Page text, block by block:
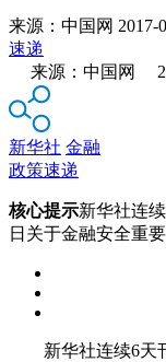
来源： 中国网 2017-
速递
来源：中国网
新华社 金融
政策速递
核心提示新华社连
日关于金融安全重
新华社连续6天刊